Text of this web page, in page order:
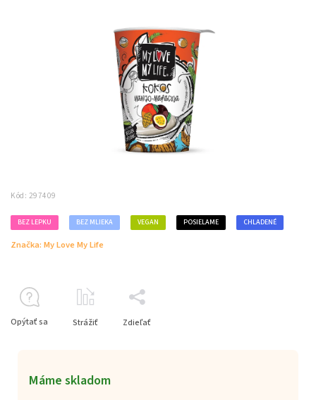
Kód: 297409
BEZ LEPKU BEZ MLIEKA VEGAN POSIELAME CHLADENÉ
Značka: My Love My Life
Máme skladom
Opýtať sa Strážiť Zdieľať